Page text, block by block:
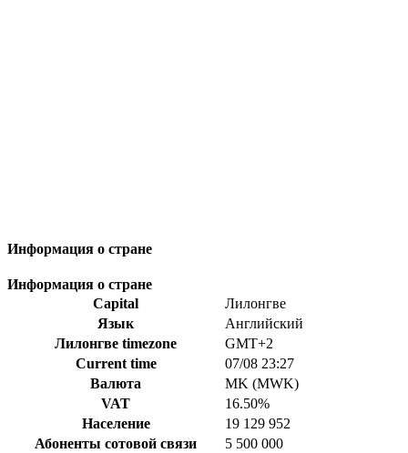
Информация о стране
Информация о стране
Capital
Лилонгве
Язык
Английский
Лилонгве timezone
GMT+2
Current time
07/08 23:27
Валюта
MK (MWK)
VAT
16.50%
Население
19 129 952
Абоненты сотовой связи
5 500 000